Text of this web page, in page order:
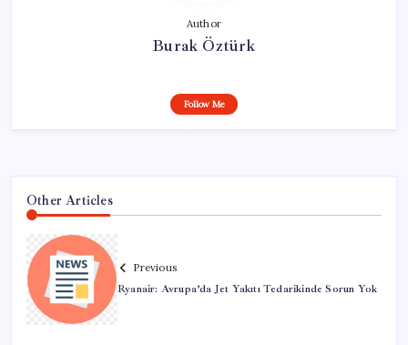
Author
Burak Öztürk
Follow Me
Other Articles
Previous
Ryanair: Avrupa’da Jet Yakıtı Tedarikinde Sorun Yok